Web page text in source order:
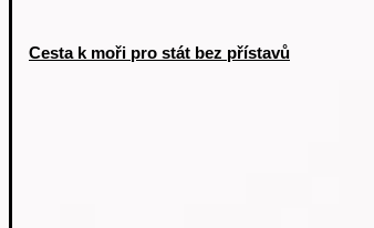
Cesta k moři pro stát bez přístavů